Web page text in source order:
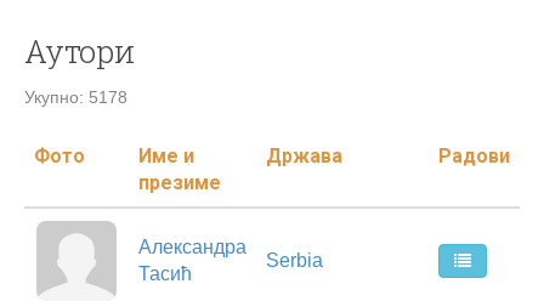
Аутори
Укупно: 5178
Фото
Име и
презиме
Држава Радови
Александра
Тасић
Serbia